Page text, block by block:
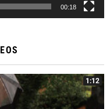
00:18
1:12